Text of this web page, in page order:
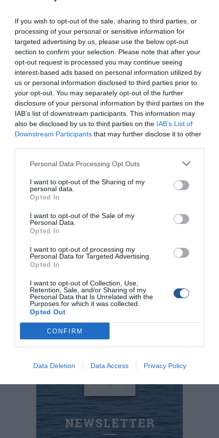
If you wish to opt-out of the sale, sharing to third parties, or
processing of your personal or sensitive information for
targeted advertising by us, please use the below opt-out
section to confirm your selection. Please note that after your
opt-out request is processed you may continue seeing
interest-based ads based on personal information utilized by
us or personal information disclosed to third parties prior to
your opt-out. You may separately opt-out of the further
disclosure of your personal information by third parties on the
IAB’s list of downstream participants. This information may
also be disclosed by us to third parties on the IAB’s List of
Downstream Participants that may further disclose it to other
Personal Data Processing Opt Outs
I want to opt-out of the Sharing of my
personal data.
Opted In
I want to opt-out of the Sale of my
Personal Data.
Opted In
I want to opt-out of processing my
Personal Data for Targeted Advertising.
Opted In
I want to opt-out of Collection, Use,
Retention, Sale, and/or Sharing of my
Personal Data that Is Unrelated with the
Purposes for which it was collected.
Opted Out
CONFIRM
Data Deletion Data Access Privacy Policy
30 Ιουλίου, 2021
Aπανωτά χτυπήματα στην παράνομη αλιεία
από το Λιμεναρχείο Μεσολογγίου- εντόπισε
180 παράνομες ιχθυοπαγίδες
Aπανωτά χτυπήματα στην παράνομη αλιεία
πετυχαίνει το τελευταίο διάστημα το
Λιμεναρχείο Μεσολογγίου.
Σήμερα, Παρασκευή 30 Ιουλίου, στελέχη του εντόπισαν
και κατάσχεσαν 180 παράνομες ιχθυοπαγίδες (κιούπια)
στο πλαίσιο συντονισμένων ελέγχων για την
Τα εν λόγω αλιευτικά εργαλεία ήταν ποντισμένα στη
σε βάθος 2 μέτρων .
ισχύουσα νομοθεσία.
Tags
Παράνομη Αλιεία
Λιμεναρχείο Μεσολογγίου